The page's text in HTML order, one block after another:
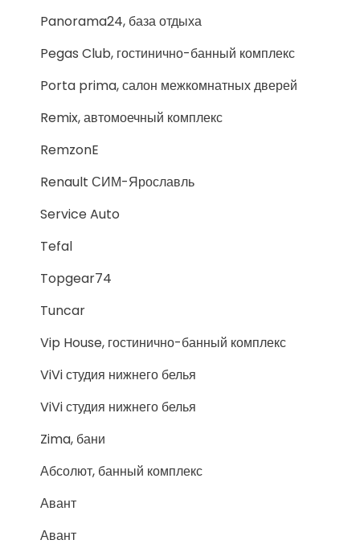
Panorama24, база отдыха
Pegas Club, гостинично-банный комплекс
Porta prima, салон межкомнатных дверей
Remix, автомоечный комплекс
RemzonE
Renault СИМ-Ярославль
Service Auto
Tefal
Topgear74
Tuncar
Vip House, гостинично-банный комплекс
ViVi студия нижнего белья
ViVi студия нижнего белья
Zima, бани
Абсолют, банный комплекс
Авант
Авант